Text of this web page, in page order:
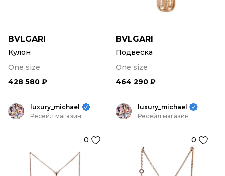
BVLGARI
Кулон
One size
428 580 ₽
BVLGARI
Подвеска
One size
464 290 ₽
luxury_michael
Ресейл магазин
0
luxury_michael
Ресейл магазин
0